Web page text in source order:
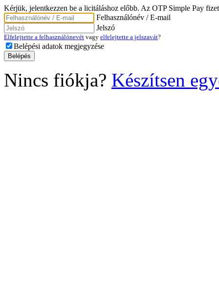
Kérjük, jelentkezzen be a licitáláshoz előbb. Az OTP Simple Pay
Felhasználónév / E-mail
Jelszó
Elfelejtette a felhasználónevét vagy elfelejtette a jelszavát?
Belépési adatok megjegyzése
Nincs fiókja? Készítsen